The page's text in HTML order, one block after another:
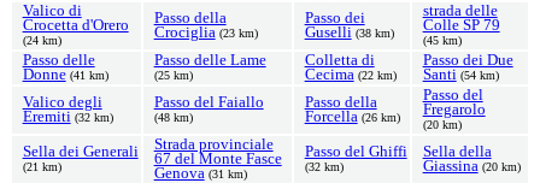
Valico di
Crocetta d'Orero
(24 km)
Passo della
Crociglia (23 km)
Passo dei
Guselli (38 km)
strada delle
Colle SP 79
(45 km)
Passo delle
Donne (41 km)
Passo delle Lame
(25 km)
Colletta di
Cecima (22 km)
Passo dei Due
Santi (54 km)
Valico degli
Eremiti (32 km)
Passo del Faiallo
(48 km)
Passo della
Forcella (26 km)
Passo del
Fregarolo
(20 km)
Sella dei Generali
(21 km)
Strada provinciale
67 del Monte Fasce
Genova (31 km)
Passo del Ghiffi
(32 km)
Sella della
Giassina (20 km)